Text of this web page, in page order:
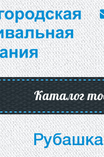
Каталог